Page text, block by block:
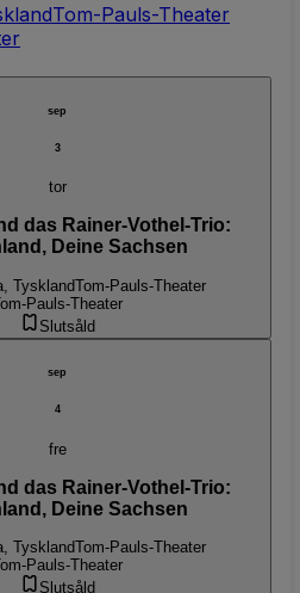
Tom-Pauls-Theater
sep
3
tor
das Rainer-Vothel-Trio:
Deine Sachsen
TysklandTom-Pauls-Theater
Pauls-Theater
Slutsåld
sep
4
fre
das Rainer-Vothel-Trio:
Deine Sachsen
TysklandTom-Pauls-Theater
Pauls-Theater
Slutsåld